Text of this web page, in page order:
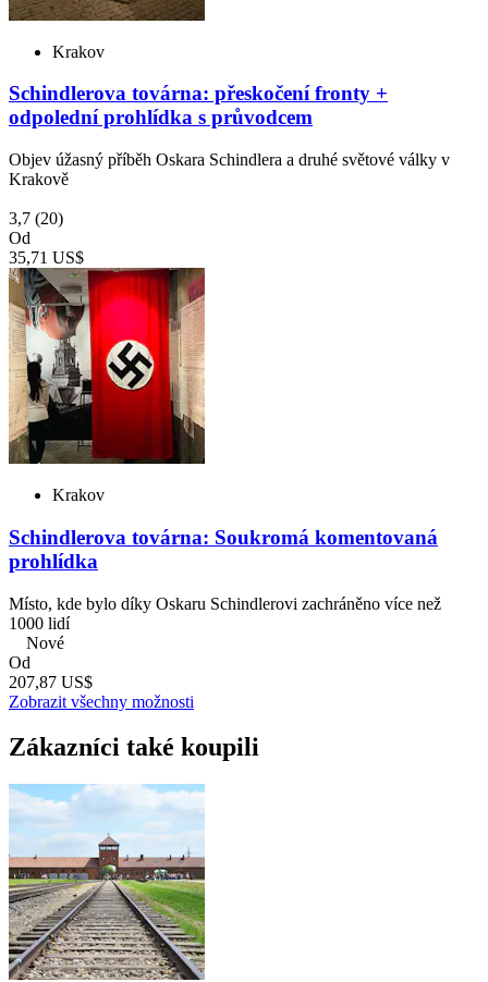
Krakov
Schindlerova továrna: přeskočení fronty +
odpolední prohlídka s průvodcem
Objev úžasný příběh Oskara Schindlera a druhé světové války v
Krakově
3,7 (20)
Od
35,71 US$
Krakov
Schindlerova továrna: Soukromá komentovaná
prohlídka
Místo, kde bylo díky Oskaru Schindlerovi zachráněno více než
1000 lidí
Nové
Od
207,87 US$
Zobrazit všechny možnosti
Zákazníci také koupili